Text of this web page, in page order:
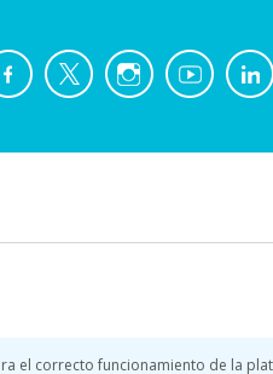
el correcto funcionamiento de la